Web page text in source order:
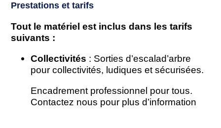
Prestations et tarifs
Tout le matériel est inclus dans les tarifs
suivants :
Collectivités : Sorties d’escalad’arbre
pour collectivités, ludiques et sécurisées.
Encadrement professionnel pour tous.
Contactez nous pour plus d’information